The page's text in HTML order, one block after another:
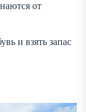
от
и взять запас